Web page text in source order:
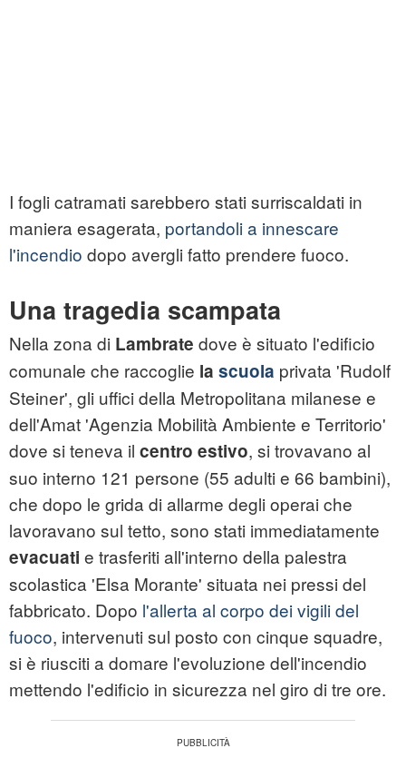
I fogli catramati sarebbero stati surriscaldati in
maniera esagerata, portandoli a innescare
l'incendio dopo avergli fatto prendere fuoco.
Una tragedia scampata
Nella zona di Lambrate dove è situato l'edificio
comunale che raccoglie la scuola privata 'Rudolf
Steiner', gli uffici della Metropolitana milanese e
dell'Amat 'Agenzia Mobilità Ambiente e Territorio'
dove si teneva il centro estivo, si trovavano al
suo interno 121 persone (55 adulti e 66 bambini),
che dopo le grida di allarme degli operai che
lavoravano sul tetto, sono stati immediatamente
evacuati e trasferiti all'interno della palestra
scolastica 'Elsa Morante' situata nei pressi del
fabbricato. Dopo l'allerta al corpo dei vigili del
fuoco, intervenuti sul posto con cinque squadre,
si è riusciti a domare l'evoluzione dell'incendio
mettendo l'edificio in sicurezza nel giro di tre ore.